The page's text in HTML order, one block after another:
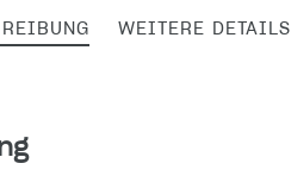
WEITERE DETAILS